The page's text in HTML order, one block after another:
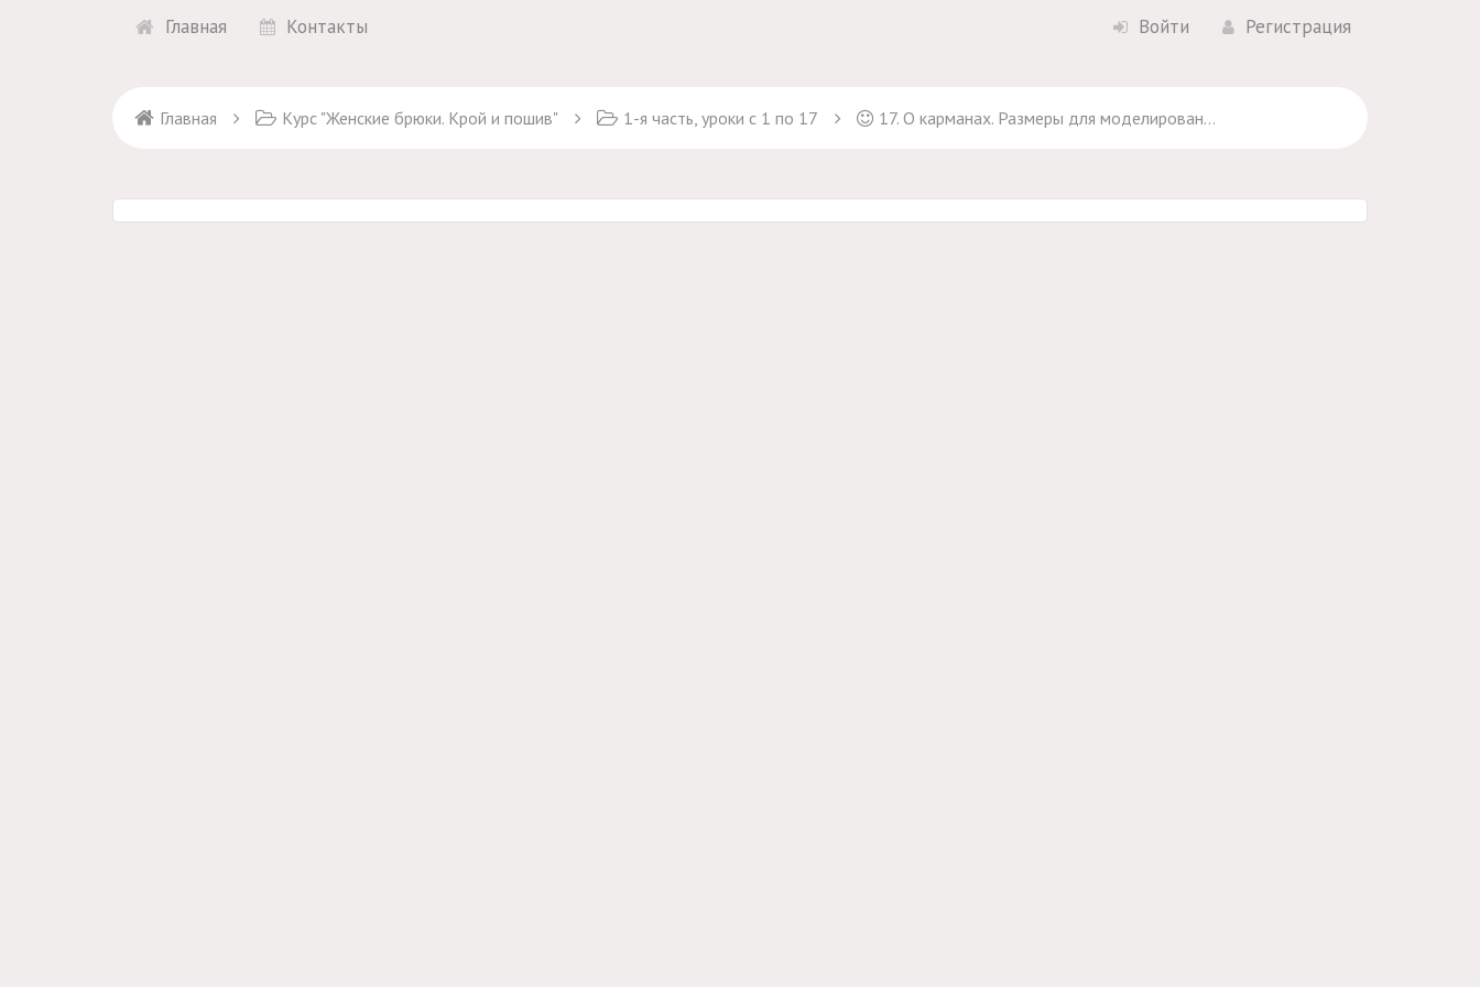
Главная Контакты Войти Регистрация
Главная Курс "Женские брюки. Крой и пошив" 1-я часть, уроки с 1 по 17 17. О карманах. Размеры для моделирования карманов